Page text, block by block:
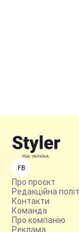
FB
Про проєкт
Редакційна
Контакти
Команда
Про компанію
Реклама